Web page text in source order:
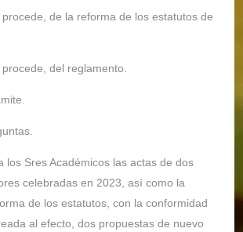
de la reforma de los estatutos de
del reglamento.
los Sres Académicos las actas de dos
celebradas en 2023, así como la
de los estatutos, con la conformidad
al efecto, dos propuestas de nuevo